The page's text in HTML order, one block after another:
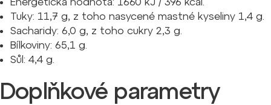
Tuky: 11,7 g, z toho nasycené mastné kyseliny 1,4 g.
Sacharidy: 6,0 g, z toho cukry 2,3 g.
Bílkoviny: 65,1 g.
Sůl: 4,4 g.
Doplňkové parametry